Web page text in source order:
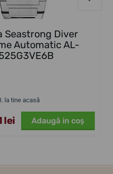
Seastrong Diver
Automatic AL-
la tine acasă
lei Adaugă in coş